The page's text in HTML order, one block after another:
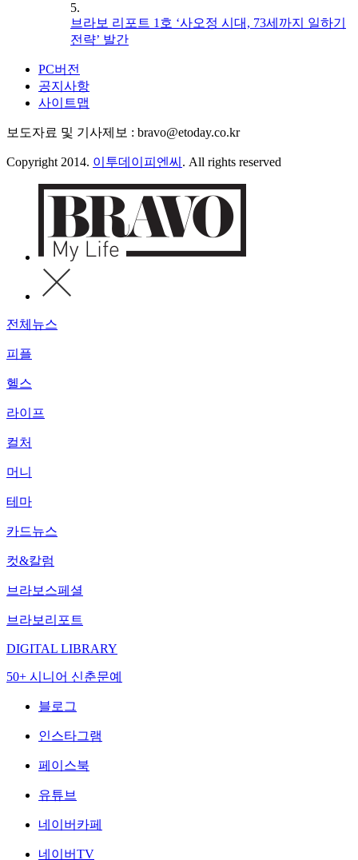
5.
브라보 리포트 1호 ‘사오정 시대, 73세까지 일하기
전략’ 발간
PC버전
공지사항
사이트맵
보도자료 및 기사제보 : bravo@etoday.co.kr
Copyright 2014. 이투데이피엔씨 . All rights reserved
전체뉴스
피플
헬스
라이프
컬처
머니
테마
카드뉴스
컷&칼럼
브라보스페셜
브라보리포트
DIGITAL LIBRARY
50+ 시니어 신춘문예
블로그
인스타그램
페이스북
유튜브
네이버카페
네이버TV